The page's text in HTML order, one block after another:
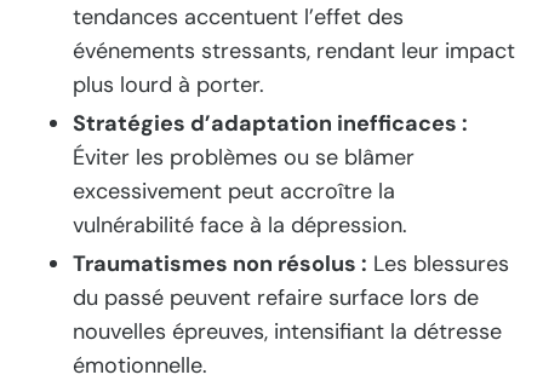
tendances accentuent l’effet des
événements stressants, rendant leur impact
plus lourd à porter.
Stratégies d’adaptation inefficaces :
Éviter les problèmes ou se blâmer
excessivement peut accroître la
vulnérabilité face à la dépression.
Traumatismes non résolus : Les blessures
du passé peuvent refaire surface lors de
nouvelles épreuves, intensifiant la détresse
émotionnelle.